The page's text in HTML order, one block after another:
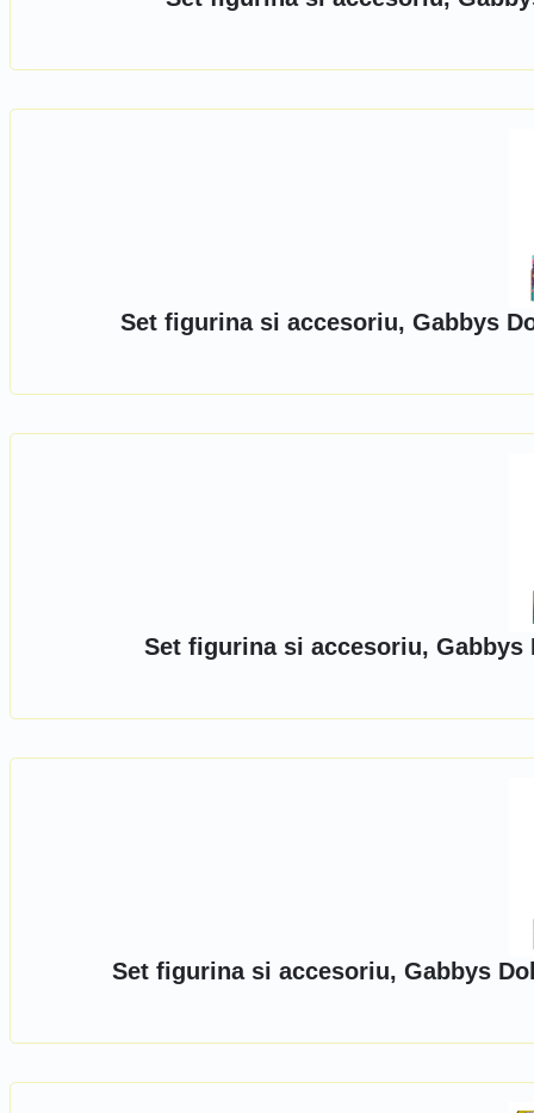
Set figurina si accesoriu, Gabbys
Set figurina si accesoriu, Gabbys
Set figurina si accesoriu, Gabbys